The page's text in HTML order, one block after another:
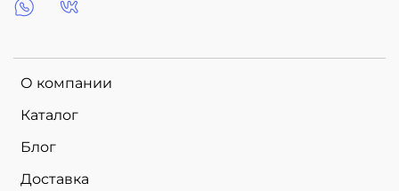
О компании
Каталог
Блог
Доставка